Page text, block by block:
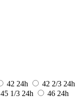
42 24h 42 2/3 24h
45 1/3 24h 46 24h